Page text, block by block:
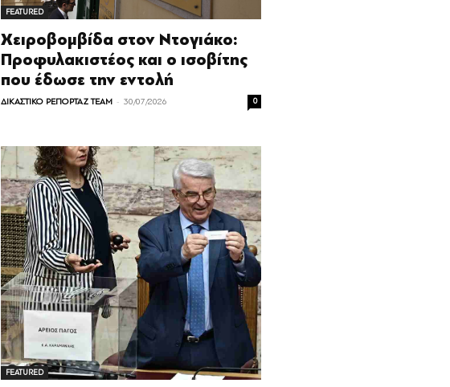
FEATURED
Χειροβομβίδα στον Ντογιάκο:
Προφυλακιστέος και ο ισοβίτης
που έδωσε την εντολή
ΔΙΚΑΣΤΙΚΟ ΡΕΠΟΡΤΑΖ TEAM - 30/07/2026 0
FEATURED